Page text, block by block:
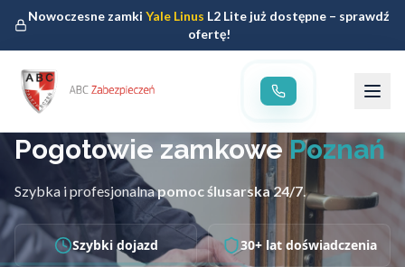
Nowoczesne zamkiYale Linus L2 Lite już dostępne – sprawdź
ofertę!
Pogotowie zamkowe Poznań
Szybka i profesjonalnapomoc ślusarska 24/7.
Szybki dojazd 30+ lat doświadczenia